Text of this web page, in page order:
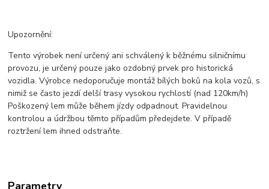
Upozornění:
Tento výrobek není určený ani schválený k běžnému silničnímu
provozu, je určený pouze jako ozdobný prvek pro historická
vozidla. Výrobce nedoporučuje montáž bílých boků na kola vozů, s
nimiž se často jezdí delší trasy vysokou rychlostí (nad 120km/h)
Poškozený lem může během jízdy odpadnout. Pravidelnou
kontrolou a údržbou těmto případům předejdete. V případě
roztržení lem ihned odstraňte.
Parametry